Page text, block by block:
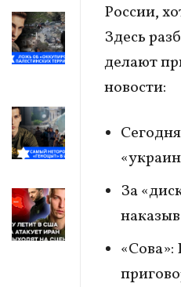
России,
Здесь
делают
новости:
За
«Сова»: